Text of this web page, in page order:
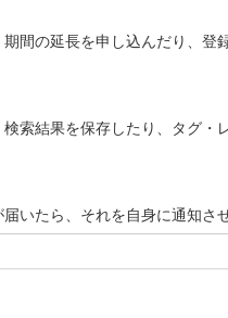
間の延長を申し込んだり、登
索結果を保存したり、タグ・
いたら、それを自身に通知さ